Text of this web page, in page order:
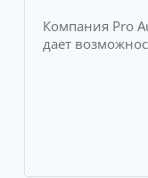
Компания Pro
дает